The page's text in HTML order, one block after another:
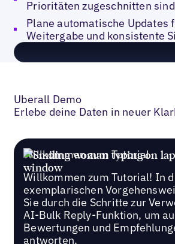
Prioritäten zugeschnitten
Plane automatische Updates
Weitergabe und konsistente
Uberall Demo
Erlebe deine Daten in neuer
Willkommen zum Tutorial
Willkommen zum Tutorial! In
exemplarischen
Sie durch die Schritte zur
AI-Bulk Reply-Funktion, um
Bewertungen und
antworten.